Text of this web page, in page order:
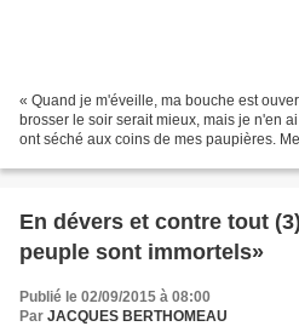
« Quand je m'éveille, ma bouche est
brosser le soir serait mieux, mais je n'en
ont séché aux coins de mes paupières.
En dévers et contre tout
peuple sont immortels»
Publié le 02/09/2015 à 08:00
Par JACQUES BERTHOMEAU